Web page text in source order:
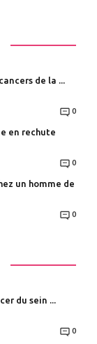
Rétrospective 2023 dans les cancers de la ...
0
en rechute
0
un homme de
0
Traitement adjuvant du cancer du sein ...
0